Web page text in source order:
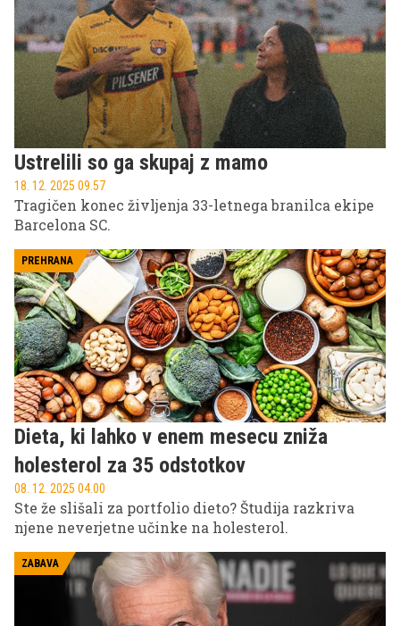
Ustrelili so ga skupaj z mamo
18. 12. 2025 09.57
Tragičen konec življenja 33-letnega branilca ekipe
Barcelona SC.
PREHRANA
Dieta, ki lahko v enem mesecu zniža
holesterol za 35 odstotkov
08. 12. 2025 04.00
Ste že slišali za portfolio dieto? Študija razkriva
njene neverjetne učinke na holesterol.
ZABAVA